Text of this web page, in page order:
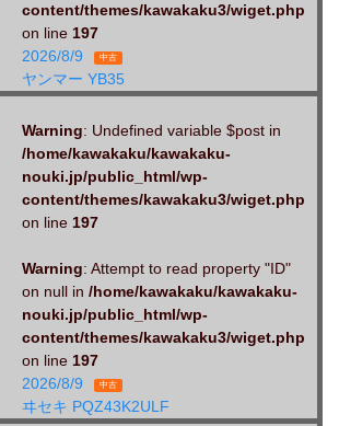
content/themes/kawakaku3/wiget.php
on line 197
2026/8/9
中古
ヤンマー YB35
Warning: Undefined variable $post in
/home/kawakaku/kawakaku-
nouki.jp/public_html/wp-
content/themes/kawakaku3/wiget.php
on line 197
Warning: Attempt to read property "ID"
on null in /home/kawakaku/kawakaku-
nouki.jp/public_html/wp-
content/themes/kawakaku3/wiget.php
on line 197
2026/8/9
中古
ヰセキ PQZ43K2ULF